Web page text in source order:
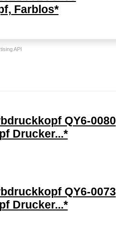
Farblos*
API
QY6-0080
Drucker...*
QY6-0073
Drucker...*